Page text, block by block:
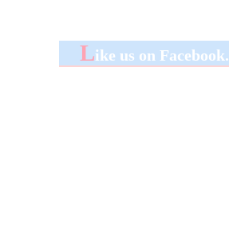
Like us on Facebook.